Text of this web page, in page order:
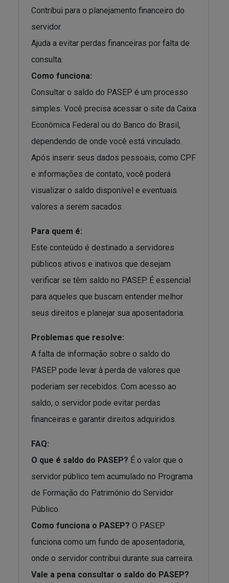
Contribui para o planejamento financeiro do
servidor.
Ajuda a evitar perdas financeiras por falta de
consulta.
Como funciona:
Consultar o saldo do PASEP é um processo
simples. Você precisa acessar o site da Caixa
Econômica Federal ou do Banco do Brasil,
dependendo de onde você está vinculado.
Após inserir seus dados pessoais, como CPF
e informações de contato, você poderá
visualizar o saldo disponível e eventuais
valores a serem sacados.
Para quem é:
Este conteúdo é destinado a servidores
públicos ativos e inativos que desejam
verificar se têm saldo no PASEP. É essencial
para aqueles que buscam entender melhor
seus direitos e planejar sua aposentadoria.
Problemas que resolve:
A falta de informação sobre o saldo do
PASEP pode levar à perda de valores que
poderiam ser recebidos. Com acesso ao
saldo, o servidor pode evitar perdas
financeiras e garantir direitos adquiridos.
FAQ:
O que é saldo do PASEP? É o valor que o
servidor público tem acumulado no Programa
de Formação do Patrimônio do Servidor
Público.
Como funciona o PASEP? O PASEP
funciona como um fundo de aposentadoria,
onde o servidor contribui durante sua carreira.
Vale a pena consultar o saldo do PASEP?